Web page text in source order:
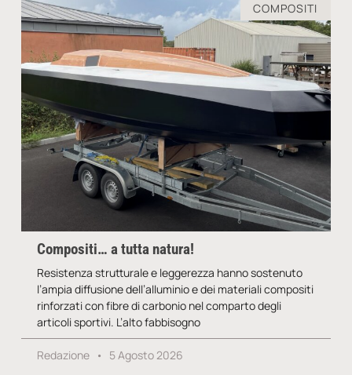
COMPOSITI
Compositi… a tutta natura!
Resistenza strutturale e leggerezza hanno sostenuto
l’ampia diffusione dell’alluminio e dei materiali compositi
rinforzati con fibre di carbonio nel comparto degli
articoli sportivi. L’alto fabbisogno
Redazione 5 Agosto 2026